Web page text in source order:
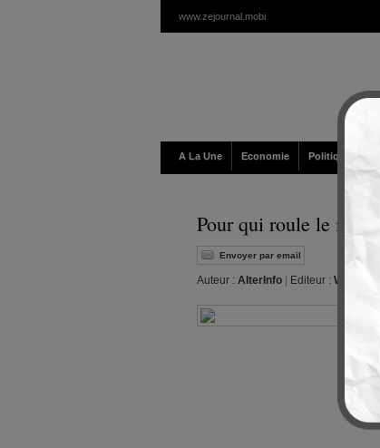
www.zejournal.mobi
A La Une Economie Politique /
Pour qui roule le
Envoyer par email
Auteur : AlterInfo Editeur : Walt